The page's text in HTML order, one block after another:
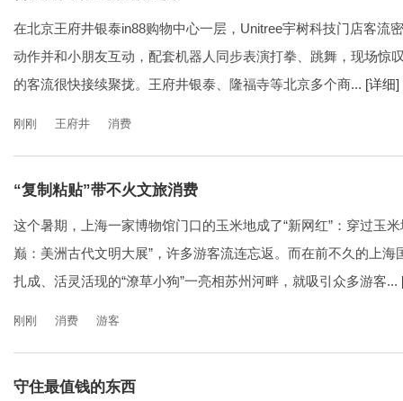
在北京王府井银泰in88购物中心一层，Unitree宇树科技门店客流
动作并和小朋友互动，配套机器人同步表演打拳、跳舞，现场惊
的客流很快接续聚拢。王府井银泰、隆福寺等北京多个商... [详细]
刚刚 王府井 消费
“复制粘贴”带不火文旅消费
这个暑期，上海一家博物馆门口的玉米地成了“新网红”：穿过玉
巅：美洲古代文明大展”，许多游客流连忘返。而在前不久的上
扎成、活灵活现的“潦草小狗”一亮相苏州河畔，就吸引众多游客...
刚刚 消费 游客
守住最值钱的东西